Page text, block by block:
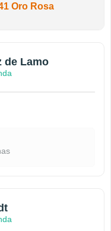
Oro Rosa
de Lamo